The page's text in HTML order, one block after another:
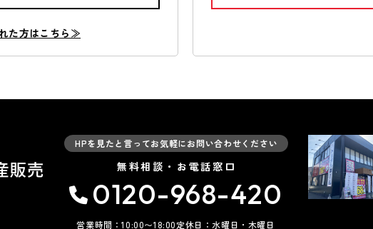
た方はこちら≫
HPを見たと言ってお気軽にお問い合わせください
無料相談・お電話窓口
0120-968-420
営業時間：10:00〜18:00定休日：水曜日・木曜日